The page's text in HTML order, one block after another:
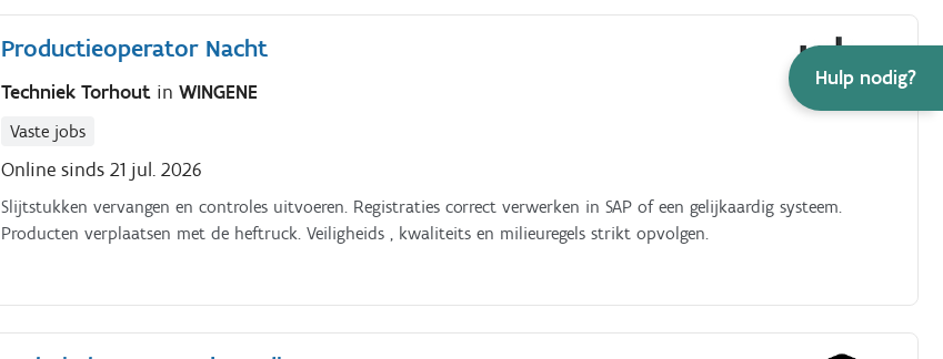
Hulp nodig?
Productieoperator Nacht
Techniek Torhout inWINGENE
Vaste jobs
Online sinds 21 jul. 2026
Slijtstukken vervangen en controles uitvoeren. Registraties correct verwerken in SAP of een gelijkaardig systeem.
Producten verplaatsen met de heftruck. Veiligheids , kwaliteits en milieuregels strikt opvolgen.